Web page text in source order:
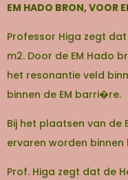
EM HADO BRON, VOOR
Professor Higa zegt
m2. Door de EM Hado
het resonantie veld
binnen de EM barri�re.
Bij het plaatsen van de
ervaren worden binnen
Prof. Higa zegt dat de